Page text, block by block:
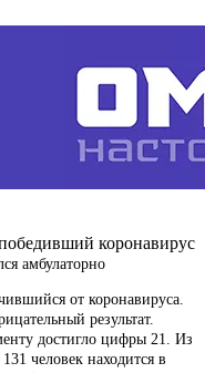
коронавирус
амбулаторно
от коронавируса.
результат.
достигло цифры 21. Из
человек находится в